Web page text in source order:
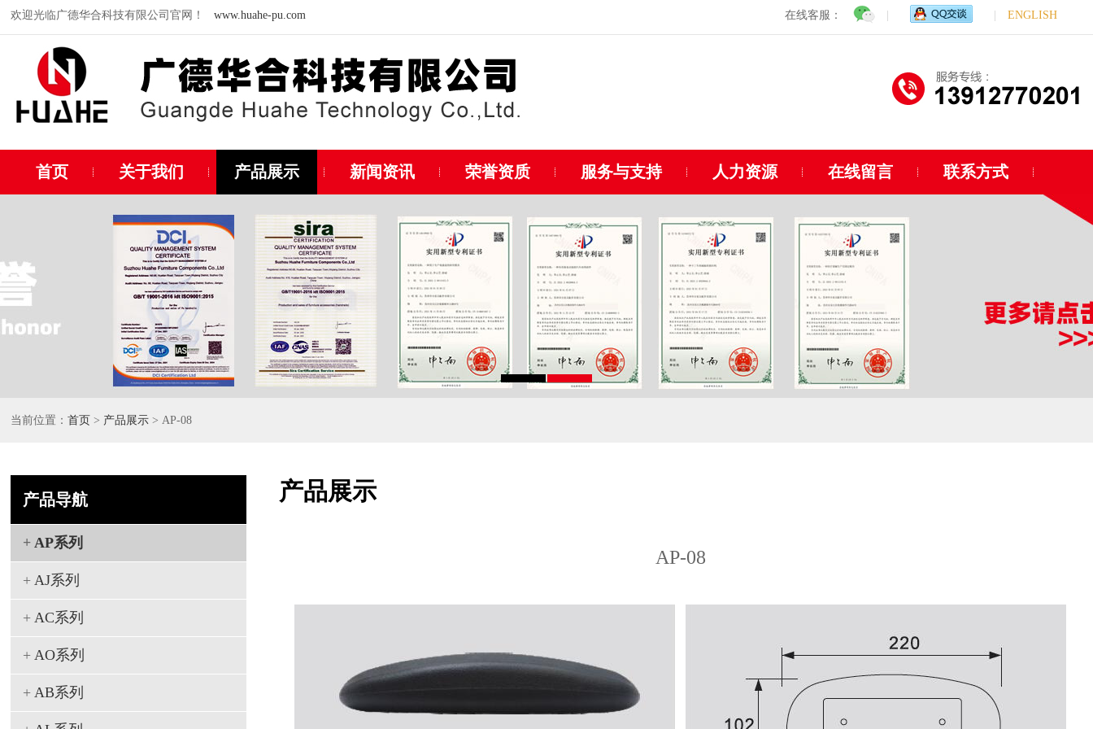
欢迎光临广德华合科技有限公司官网！ www.huahe-pu.com 在线客服： ENGLISH
首页 关于我们 产品展示 新闻资讯 荣誉资质 服务与支持 人力资源 在线留言 联系方式
当前位置：首页 > 产品展示 > AP-08
产品展示
AP-08
产品导航
+ AP系列
+ AJ系列
+ AC系列
+ AO系列
+ AB系列